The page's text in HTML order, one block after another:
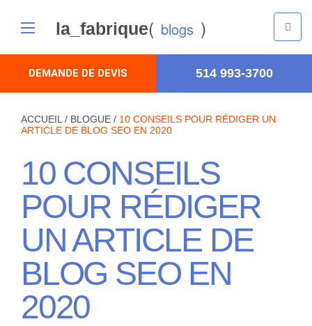
la_fabrique( blogs )
DEMANDE DE DEVIS 514 993-3700
ACCUEIL / BLOGUE / 10 CONSEILS POUR RÉDIGER UN
ARTICLE DE BLOG SEO EN 2020
10 CONSEILS
POUR RÉDIGER
UN ARTICLE DE
BLOG SEO EN
2020